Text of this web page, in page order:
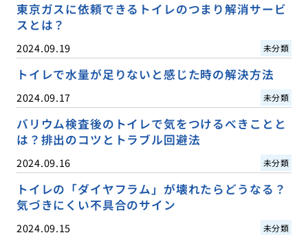
東京ガスに依頼できるトイレのつまり解消サービ
スとは？
2024.09.19 未分類
トイレで水量が足りないと感じた時の解決方法
2024.09.17 未分類
バリウム検査後のトイレで気をつけるべきことと
は？排出のコツとトラブル回避法
2024.09.16 未分類
トイレの「ダイヤフラム」が壊れたらどうなる？
気づきにくい不具合のサイン
2024.09.15 未分類